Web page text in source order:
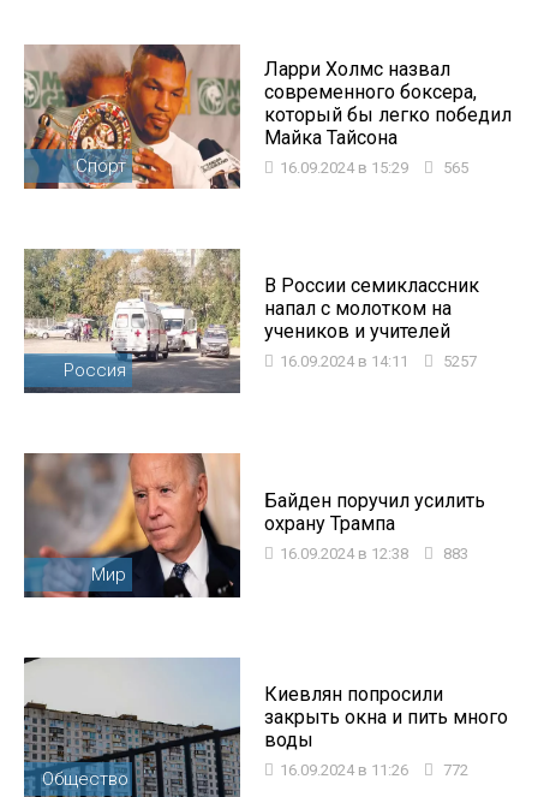
Спорт
Ларри Холмс назвал
современного боксера,
который бы легко победил
Майка Тайсона
16.09.2024 в 15:29 565
Россия
В России семиклассник
напал с молотком на
учеников и учителей
16.09.2024 в 14:11 5257
Мир
Байден поручил усилить
охрану Трампа
16.09.2024 в 12:38 883
Общество
Киевлян попросили
закрыть окна и пить много
воды
16.09.2024 в 11:26 772